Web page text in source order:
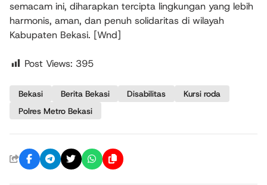
semacam ini, diharapkan tercipta lingkungan yang lebih
harmonis, aman, dan penuh solidaritas di wilayah
Kabupaten Bekasi. [Wnd]
Post Views: 395
Bekasi Berita Bekasi Disabilitas
Kursi roda
Polres Metro Bekasi